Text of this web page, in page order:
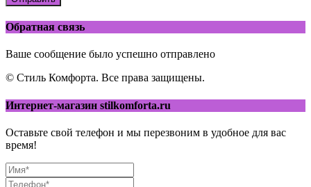
Обратная связь
Ваше сообщение было успешно отправлено
© Стиль Комфорта. Все права защищены.
Интернет-магазин stilkomforta.ru
Оставьте свой телефон и мы перезвоним в удобное для вас
время!